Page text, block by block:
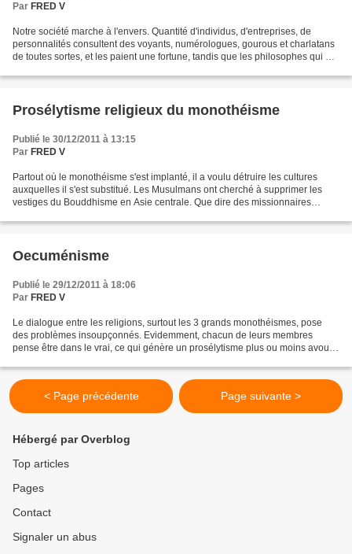
Par FRED V
Notre société marche à l'envers. Quantité d'individus, d'entreprises, de
personnalités consultent des voyants, numérologues, gourous et charlatans
de toutes sortes, et les paient une fortune, tandis que les philosophes qui ont
Prosélytisme religieux du monothéisme
Publié le 30/12/2011 à 13:15
Par FRED V
Partout où le monothéisme s'est implanté, il a voulu détruire les cultures
auxquelles il s'est substitué. Les Musulmans ont cherché à supprimer les
vestiges du Bouddhisme en Asie centrale. Que dire des missionnaires
Oecuménisme
Publié le 29/12/2011 à 18:06
Par FRED V
Le dialogue entre les religions, surtout les 3 grands monothéismes, pose
des problèmes insoupçonnés. Evidemment, chacun de leurs membres
pense être dans le vrai, ce qui génère un prosélytisme plus ou moins avoué
< Page précédente Page suivante >
Hébergé par Overblog
Top articles
Pages
Contact
Signaler un abus